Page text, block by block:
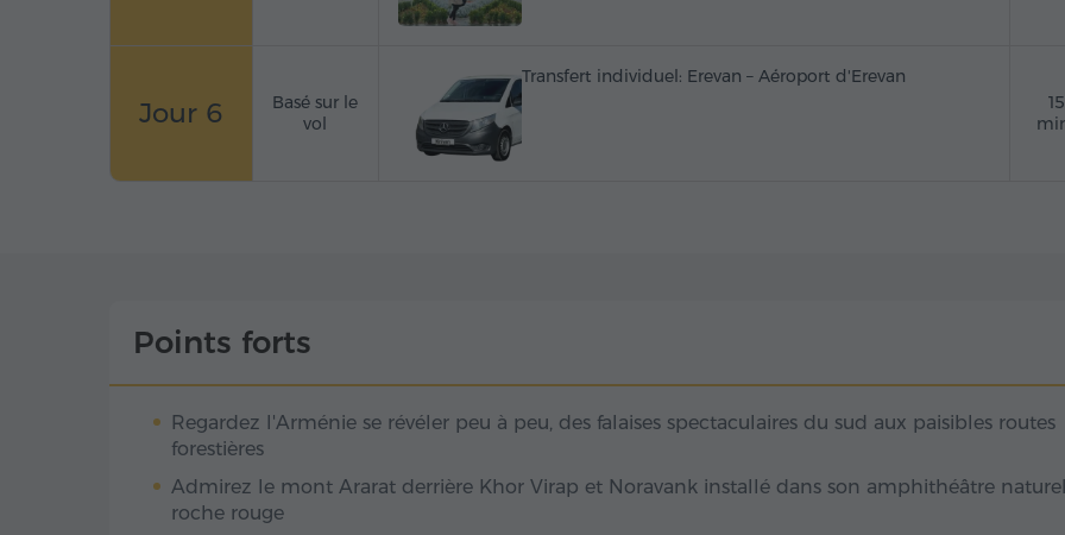
Jour 6
Basé sur le
vol
Transfert individuel: Erevan – Aéroport d'Erevan
Points forts
Regardez l'Arménie se révéler peu à peu, des falaises spectaculaires du sud aux paisibles routes
forestières
Admirez le mont Ararat derrière Khor Virap et Noravank installé dans son amphithéâtre
roche rouge